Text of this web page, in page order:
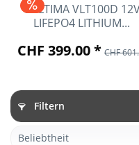
VOLTIMA VLT100D
LIFEPO4 LITHIUM...
CHF 399.00 * CHF
Filtern